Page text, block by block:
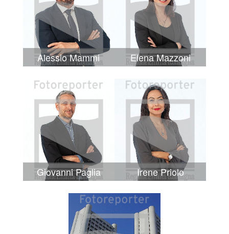
Alessio Mammi Elena Mazzoni
Giovanni Paglia Irene Priolo